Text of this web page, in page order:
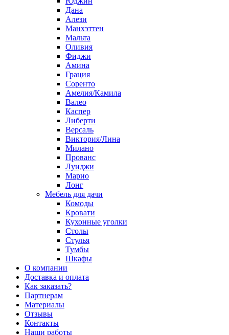
Дана
Алези
Манхэттен
Мальта
Оливия
Фиджи
Амина
Грация
Соренто
Амелия/Камила
Валео
Каспер
Либерти
Версаль
Виктория/Лина
Милано
Прованс
Луиджи
Марио
Лонг
Мебель для дачи
Комоды
Кровати
Кухонные уголки
Столы
Стулья
Тумбы
Шкафы
О компании
Доставка и оплата
Как заказать?
Партнерам
Материалы
Отзывы
Контакты
Наши работы